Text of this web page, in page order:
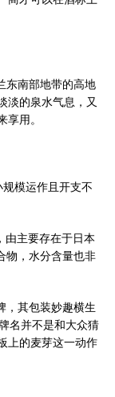
东南部地带的高地
淡的泉水气息，又
用。
模运作且开支不
由主要存在于日本
物，水分含量也非
，其包装妙趣横生
名并不是和大众猜
上的麦芽这一动作